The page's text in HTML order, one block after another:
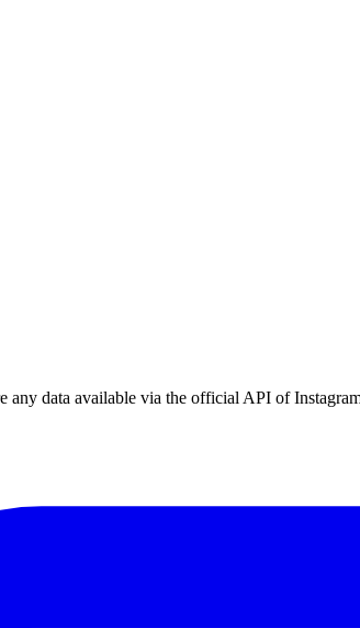
data available via the official API of